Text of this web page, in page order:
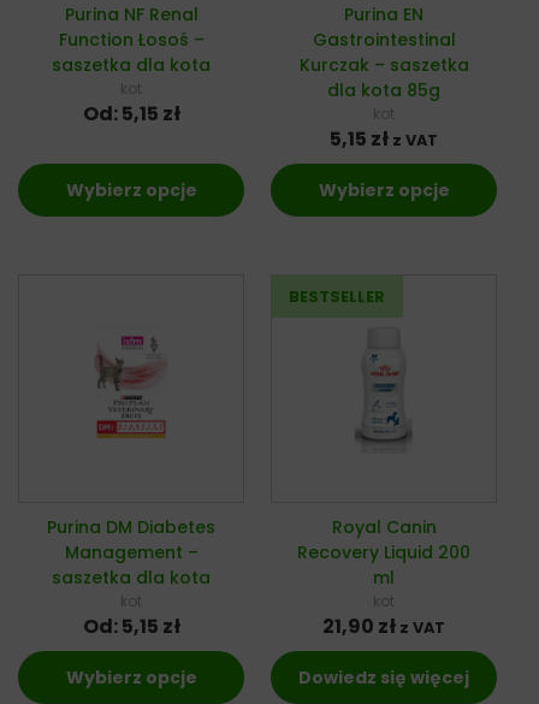
Purina NF Renal
Function Łosoś –
saszetka dla kota
kot
Od:5,15 zł
Wybierz opcje
Purina EN
Gastrointestinal
Kurczak – saszetka
dla kota 85g
kot
5,15 zł z VAT
Wybierz opcje
Purina DM Diabetes
Management –
saszetka dla kota
kot
Od:5,15 zł
Wybierz opcje
Royal Canin
Recovery Liquid 200
ml
kot
21,90 zł z VAT
Dowiedz się więcej